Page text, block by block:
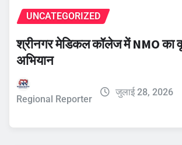
UNCATEGORIZED
श्रीनगर मेडिकल कॉलेज में NMO का
अभियान
Regional Reporter
जुलाई 28, 2026